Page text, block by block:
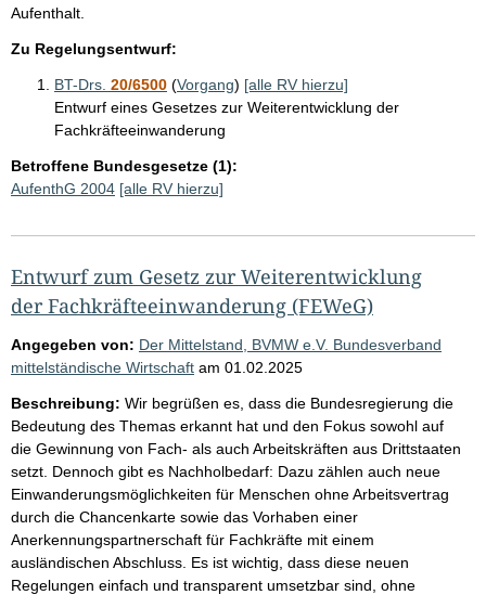
Aufenthalt.
Zu Regelungsentwurf:
BT-Drs. 20/6500 (Vorgang) [alle RV hierzu]
Entwurf eines Gesetzes zur Weiterentwicklung der
Fachkräfteeinwanderung
Betroffene Bundesgesetze (1):
AufenthG 2004 [alle RV hierzu]
Entwurf zum Gesetz zur Weiterentwicklung
der Fachkräfteeinwanderung (FEWeG)
Angegeben von: Der Mittelstand, BVMW e.V. Bundesverband
mittelständische Wirtschaft am 01.02.2025
Beschreibung: Wir begrüßen es, dass die Bundesregierung die
Bedeutung des Themas erkannt hat und den Fokus sowohl auf
die Gewinnung von Fach- als auch Arbeitskräften aus Drittstaaten
setzt. Dennoch gibt es Nachholbedarf: Dazu zählen auch neue
Einwanderungsmöglichkeiten für Menschen ohne Arbeitsvertrag
durch die Chancenkarte sowie das Vorhaben einer
Anerkennungspartnerschaft für Fachkräfte mit einem
ausländischen Abschluss. Es ist wichtig, dass diese neuen
Regelungen einfach und transparent umsetzbar sind, ohne